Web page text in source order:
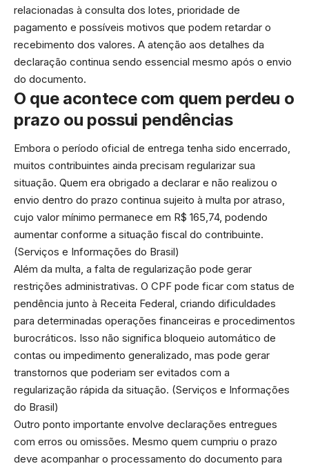
relacionadas à consulta dos lotes, prioridade de
pagamento e possíveis motivos que podem retardar o
recebimento dos valores. A atenção aos detalhes da
declaração continua sendo essencial mesmo após o envio
do documento.
O que acontece com quem perdeu o
prazo ou possui pendências
Embora o período oficial de entrega tenha sido encerrado,
muitos contribuintes ainda precisam regularizar sua
situação. Quem era obrigado a declarar e não realizou o
envio dentro do prazo continua sujeito à multa por atraso,
cujo valor mínimo permanece em R$ 165,74, podendo
aumentar conforme a situação fiscal do contribuinte.
(Serviços e Informações do Brasil)
Além da multa, a falta de regularização pode gerar
restrições administrativas. O CPF pode ficar com status de
pendência junto à Receita Federal, criando dificuldades
para determinadas operações financeiras e procedimentos
burocráticos. Isso não significa bloqueio automático de
contas ou impedimento generalizado, mas pode gerar
transtornos que poderiam ser evitados com a
regularização rápida da situação. (Serviços e Informações
do Brasil)
Outro ponto importante envolve declarações entregues
com erros ou omissões. Mesmo quem cumpriu o prazo
deve acompanhar o processamento do documento para